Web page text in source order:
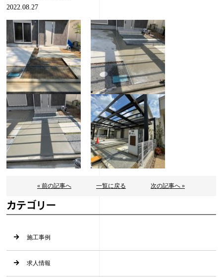
2022.08.27
« 前の記事へ 一覧に戻る 次の記事へ »
カテゴリー
施工事例
求人情報